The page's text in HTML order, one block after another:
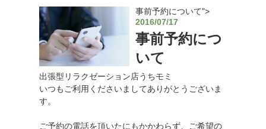
事前予約について">
2016/07/17
事前予約につ
いて
出張型リラクゼーション店うちモミ
いつもご利用くださいましてありがとうございま
す。
ご予約の電話を頂いたにもかかわらず、ご希望の